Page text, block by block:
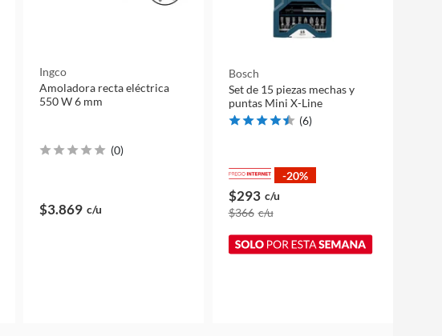
Ingco
Amoladora recta eléctrica
550 W 6 mm
(0)
$3.869 c/u
Bosch
Set de 15 piezas mechas y
puntas Mini X-Line
(6)
-20%
$293 c/u
$366 c/u